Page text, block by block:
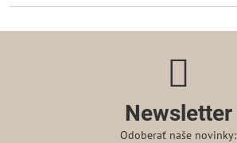
Newsletter
Odoberať naše novinky: